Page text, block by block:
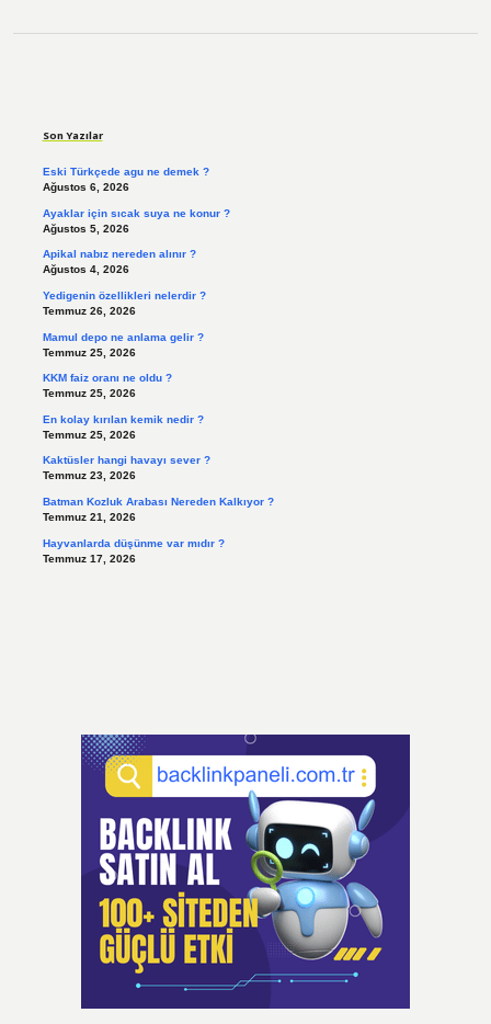
Son Yazılar
Eski Türkçede agu ne demek ?
Ağustos 6, 2026
Ayaklar için sıcak suya ne konur ?
Ağustos 5, 2026
Apikal nabız nereden alınır ?
Ağustos 4, 2026
Yedigenin özellikleri nelerdir ?
Temmuz 26, 2026
Mamul depo ne anlama gelir ?
Temmuz 25, 2026
KKM faiz oranı ne oldu ?
Temmuz 25, 2026
En kolay kırılan kemik nedir ?
Temmuz 25, 2026
Kaktüsler hangi havayı sever ?
Temmuz 23, 2026
Batman Kozluk Arabası Nereden Kalkıyor ?
Temmuz 21, 2026
Hayvanlarda düşünme var mıdır ?
Temmuz 17, 2026